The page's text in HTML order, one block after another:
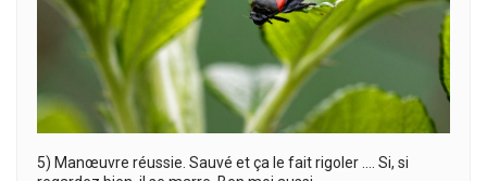
5) Manœuvre réussie. Sauvé et ça le fait rigoler …. Si, si